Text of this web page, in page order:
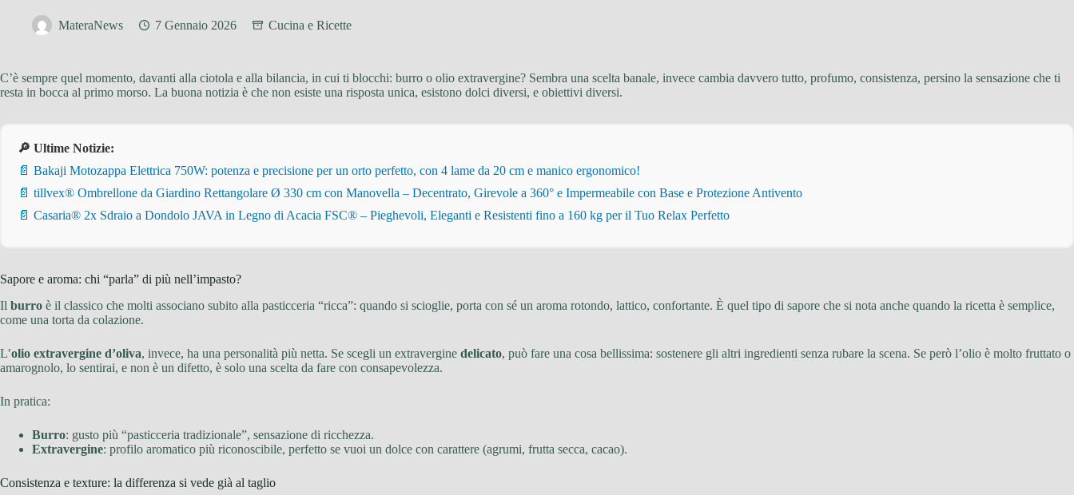
MateraNews 7 Gennaio 2026 Cucina e Ricette
C’è sempre quel momento, davanti alla ciotola e alla bilancia, in cui ti blocchi: burro o olio extravergine? Sembra una scelta banale, invece cambia davvero tutto, profumo, consistenza, persino la sensazione che ti
resta in bocca al primo morso. La buona notizia è che non esiste una risposta unica, esistono dolci diversi, e obiettivi diversi.
🔎 Ultime Notizie:
📄 Bakaji Motozappa Elettrica 750W: potenza e precisione per un orto perfetto, con 4 lame da 20 cm e manico ergonomico!
📄 tillvex® Ombrellone da Giardino Rettangolare Ø 330 cm con Manovella – Decentrato, Girevole a 360° e Impermeabile con Base e Protezione Antivento
📄 Casaria® 2x Sdraio a Dondolo JAVA in Legno di Acacia FSC® – Pieghevoli, Eleganti e Resistenti fino a 160 kg per il Tuo Relax Perfetto
Sapore e aroma: chi “parla” di più nell’impasto?
Il burro è il classico che molti associano subito alla pasticceria “ricca”: quando si scioglie, porta con sé un aroma rotondo, lattico, confortante. È quel tipo di sapore che si nota anche quando la ricetta è semplice,
come una torta da colazione.
L’olio extravergine d’oliva, invece, ha una personalità più netta. Se scegli un extravergine delicato, può fare una cosa bellissima: sostenere gli altri ingredienti senza rubare la scena. Se però l’olio è molto fruttato o
amarognolo, lo sentirai, e non è un difetto, è solo una scelta da fare con consapevolezza.
In pratica:
Burro: gusto più “pasticceria tradizionale”, sensazione di ricchezza.
Extravergine: profilo aromatico più riconoscibile, perfetto se vuoi un dolce con carattere (agrumi, frutta secca, cacao).
Consistenza e texture: la differenza si vede già al taglio